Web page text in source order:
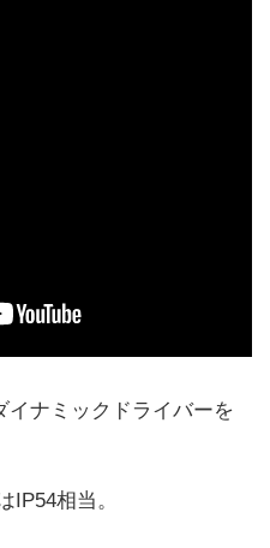
イナミックドライバーを
IP54相当。